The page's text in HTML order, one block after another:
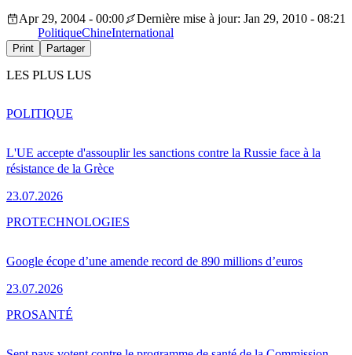
Apr 29, 2004 - 00:00
Dernière mise à jour: Jan 29, 2010 - 08:21
PolitiqueChineInternational
Print Partager
LES PLUS LUS
L'UE accepte d'assouplir les sanctions contre la Russie face à la
résistance de la Grèce
23.07.2026
POLITIQUE
Google écope d’une amende record de 890 millions d’euros
23.07.2026
PROTECHNOLOGIES
PROSANTÉ